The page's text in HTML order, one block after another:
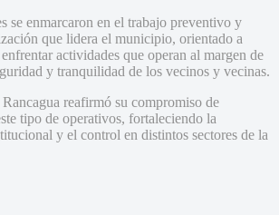
se enmarcaron en el trabajo preventivo y
que lidera el municipio, orientado a
actividades que operan al margen de
y tranquilidad de los vecinos y vecinas.
reafirmó su compromiso de
tipo de operativos, fortaleciendo la
y el control en distintos sectores de la